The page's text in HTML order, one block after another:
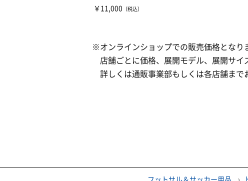
￥11,000 （税込）
※オンラインショップでの販売価格となり
店舗ごとに価格、展開モデル、展開サイ
詳しくは通販事業部もしくは各店舗まで